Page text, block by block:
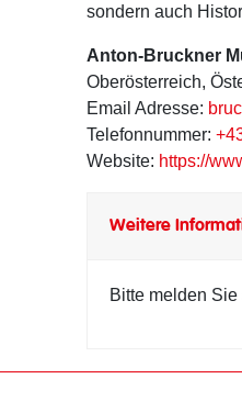
sondern auch
Anton-Bruckner
Oberösterreich,
Email Adresse:
Telefonnummer:
Website: https://
Weitere
Bitte melden